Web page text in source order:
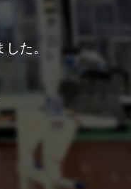
た。